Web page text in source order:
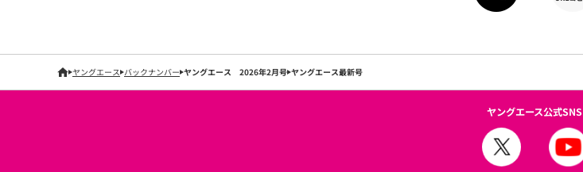
ヤングエース バックナンバー ヤングエース 2026年2月号 ヤングエース最新号
ヤングエース公式SNS